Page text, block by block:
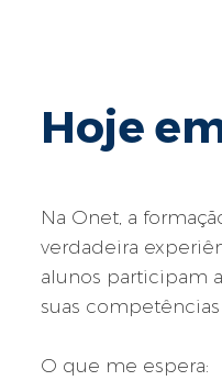
Hoje
Na Onet, a
verdadeira
alunos participam
suas competências
O que me espera: